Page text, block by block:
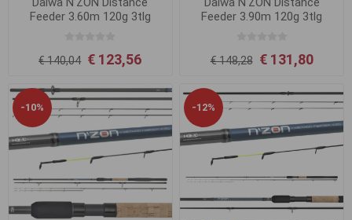
Feeder 3.60m 120g 3tlg
€ 140,04 € 123,56
Feeder 3.90m 120g 3tlg
€ 148,28 € 131,80
-10% -12%